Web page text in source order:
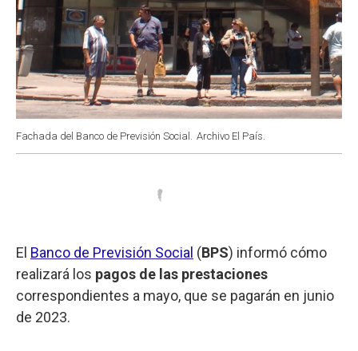
Fachada del Banco de Previsión Social. Archivo El País.
El Banco de Previsión Social (BPS) informó cómo
realizará los pagos de las prestaciones
correspondientes a mayo, que se pagarán en junio
de 2023.